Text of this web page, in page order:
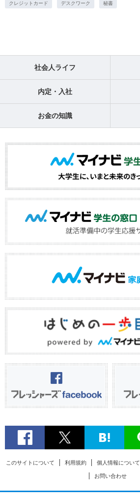
クレジットカード デスクワーク 秘書
社会人ライフ
内定・入社
お金の知識
このサイトについて 利用規約 個人情報について
お問い合わせ